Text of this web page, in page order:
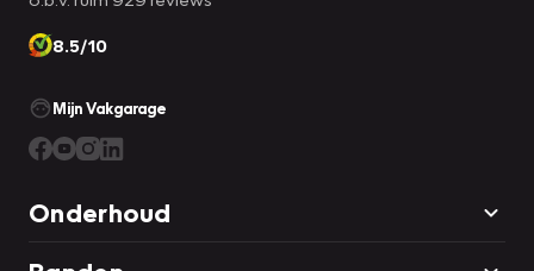
8.5/10
Mijn Vakgarage
Onderhoud